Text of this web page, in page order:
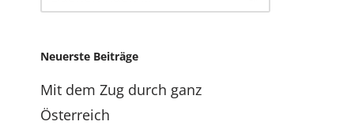
Neuerste Beiträge
Mit dem Zug durch ganz
Österreich